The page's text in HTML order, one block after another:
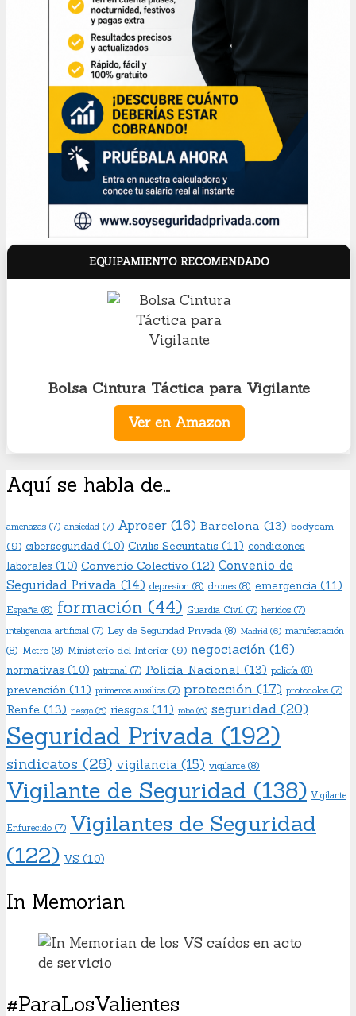
EQUIPAMIENTO RECOMENDADO
Bolsa Cintura Táctica para Vigilante
Ver en Amazon
Aquí se habla de…
amenazas (7) ansiedad (7) Aproser (16) Barcelona (13) bodycam
(9) ciberseguridad (10) Civilis Securitatis (11) condiciones
laborales (10) Convenio Colectivo (12) Convenio de
Seguridad Privada (14) depresion (8) drones (8) emergencia (11)
España (8) formación (44) Guardia Civil (7) heridos (7)
inteligencia artificial (7) Ley de Seguridad Privada (8) Madrid (6) manifestación
(8) Metro (8) Ministerio del Interior (9) negociación (16)
normativas (10) patronal (7) Policia Nacional (13) policía (8)
prevención (11) primeros auxilios (7) protección (17) protocolos (7)
Renfe (13) riesgo (6) riesgos (11) robo (6) seguridad (20)
Seguridad Privada (192)
sindicatos (26) vigilancia (15) vigilante(8)
Vigilante de Seguridad (138) Vigilante
Enfurecido (7) Vigilantes de Seguridad
(122) VS (10)
In Memorian
#ParaLosValientes